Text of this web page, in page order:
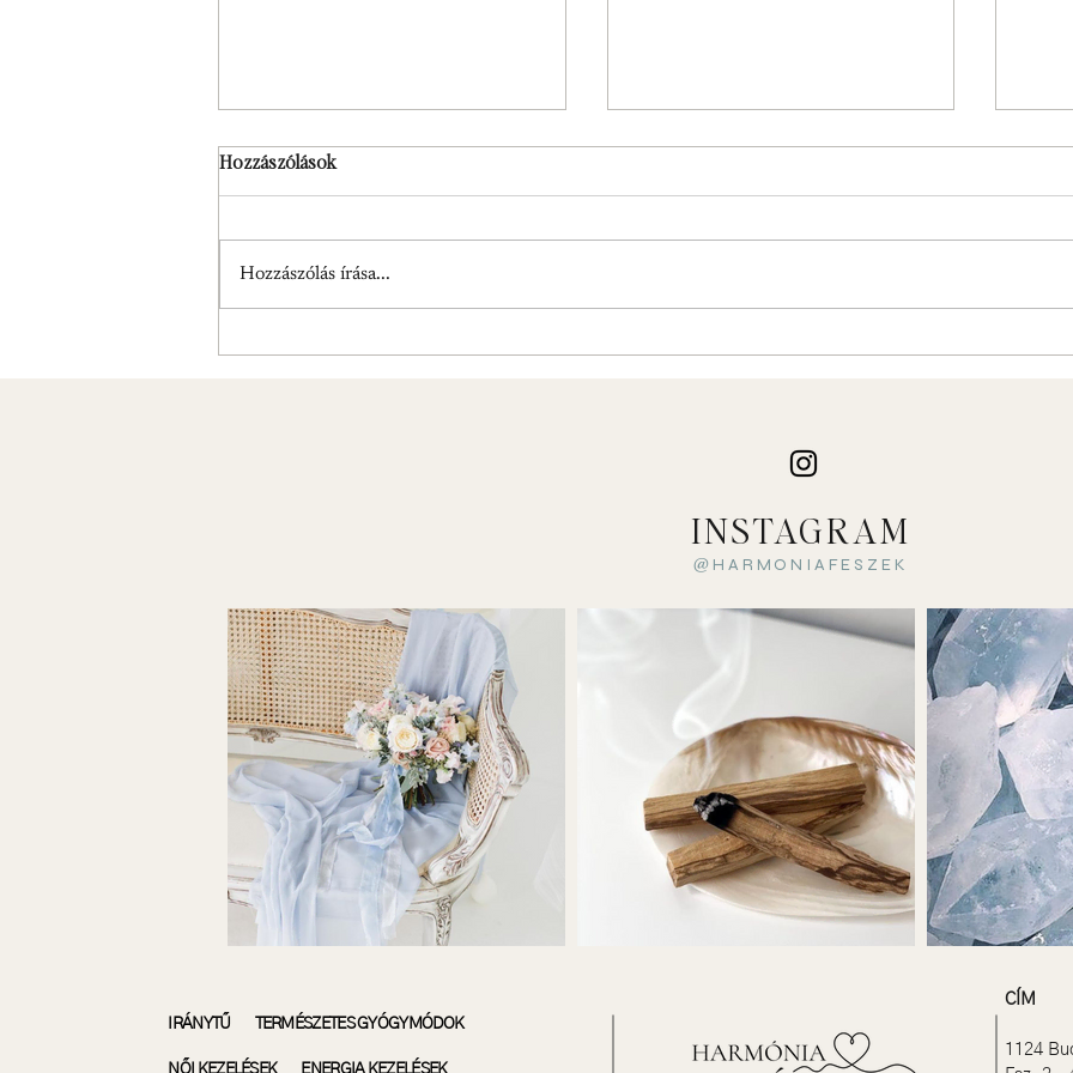
Hozzászólások
Hozzászólás írása...
INSTAGRAM
@ HARMONIAFESZEK
IRÁNYTŰ TERMÉSZETES GYÓGYMÓDOK
CÍM
1124